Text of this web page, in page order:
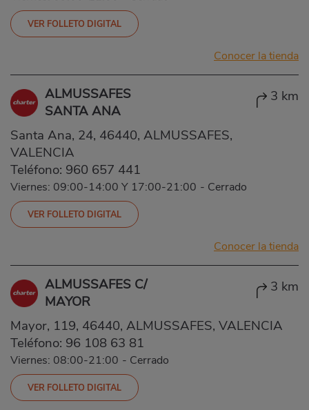
VER FOLLETO DIGITAL
Conocer la tienda
ALMUSSAFES
SANTA ANA
3 km
Santa Ana, 24, 46440, ALMUSSAFES,
VALENCIA
Teléfono: 960 657 441
Viernes: 09:00-14:00 Y 17:00-21:00 - Cerrado
VER FOLLETO DIGITAL
Conocer la tienda
ALMUSSAFES C/
MAYOR
3 km
Mayor, 119, 46440, ALMUSSAFES, VALENCIA
Teléfono: 96 108 63 81
Viernes: 08:00-21:00 - Cerrado
VER FOLLETO DIGITAL